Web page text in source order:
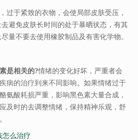
于紧致的衣物，会使局部皮肤受压，
避免皮肤长时间的处于暴晒状态，有其
量不要去使用橡胶制品及有害化学物。
是相关的?情绪的变化好坏，严重者会
病的治疗到来不同影响。如果情绪过于
氨酸耗损严重，影响黑色素大量合成，
及时的去调整情绪，保持精神乐观，舒
怎么治疗